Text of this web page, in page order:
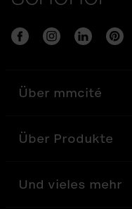
Über mmcité
Über Produkte
Und vieles mehr